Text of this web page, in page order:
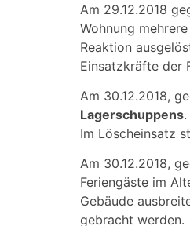
Am 29.12.2018
Wohnung
Reaktion
Einsatzkräfte der
Am 30.12.2018,
Lagerschuppens
Im Löscheinsatz
Am 30.12.2018,
Feriengäste im
Gebäude
gebracht werden.